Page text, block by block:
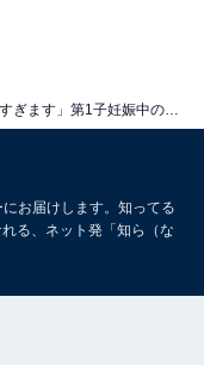
お届けします。知ってる
る、ネット発「知ら（な